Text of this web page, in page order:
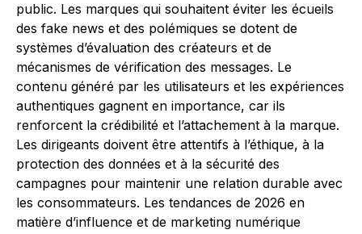
public. Les marques qui souhaitent éviter les écueils
des fake news et des polémiques se dotent de
systèmes d’évaluation des créateurs et de
mécanismes de vérification des messages. Le
contenu généré par les utilisateurs et les expériences
authentiques gagnent en importance, car ils
renforcent la crédibilité et l’attachement à la marque.
Les dirigeants doivent être attentifs à l’éthique, à la
protection des données et à la sécurité des
campagnes pour maintenir une relation durable avec
les consommateurs. Les tendances de 2026 en
matière d’influence et de marketing numérique